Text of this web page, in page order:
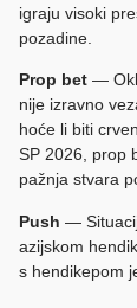
igraju visoki
pozadine.
Prop bet —
nije izravno
hoće li biti
SP 2026, prop
pažnja stvara
Push —
azijskom
s hendikepom